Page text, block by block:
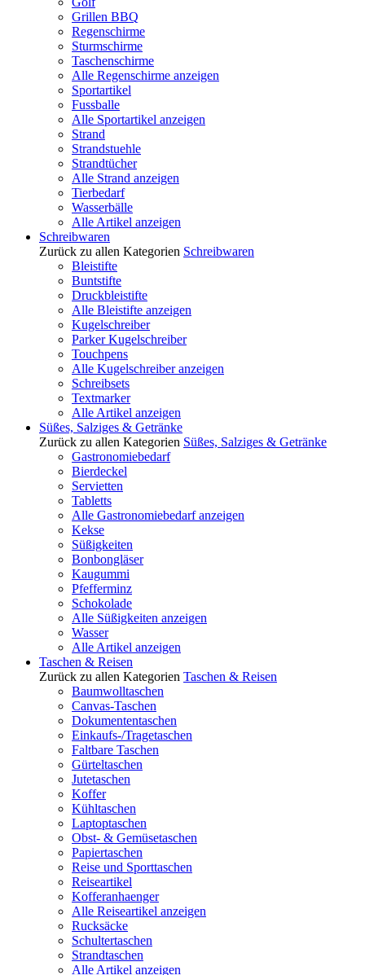
Grillen BBQ
Regenschirme
Sturmschirme
Taschenschirme
Alle Regenschirme anzeigen
Sportartikel
Fussballe
Alle Sportartikel anzeigen
Strand
Strandstuehle
Strandtücher
Alle Strand anzeigen
Tierbedarf
Wasserbälle
Alle Artikel anzeigen
Schreibwaren
Zurück zu allen Kategorien Schreibwaren
Bleistifte
Buntstifte
Druckbleistifte
Alle Bleistifte anzeigen
Kugelschreiber
Parker Kugelschreiber
Touchpens
Alle Kugelschreiber anzeigen
Schreibsets
Textmarker
Alle Artikel anzeigen
Süßes, Salziges & Getränke
Zurück zu allen Kategorien Süßes, Salziges & Getränke
Gastronomiebedarf
Bierdeckel
Servietten
Tabletts
Alle Gastronomiebedarf anzeigen
Kekse
Süßigkeiten
Bonbongläser
Kaugummi
Pfefferminz
Schokolade
Alle Süßigkeiten anzeigen
Wasser
Alle Artikel anzeigen
Taschen & Reisen
Zurück zu allen Kategorien Taschen & Reisen
Baumwolltaschen
Canvas-Taschen
Dokumententaschen
Einkaufs-/Tragetaschen
Faltbare Taschen
Gürteltaschen
Jutetaschen
Koffer
Kühltaschen
Laptoptaschen
Obst- & Gemüsetaschen
Papiertaschen
Reise und Sporttaschen
Reiseartikel
Kofferanhaenger
Alle Reiseartikel anzeigen
Rucksäcke
Schultertaschen
Strandtaschen
Alle Artikel anzeigen